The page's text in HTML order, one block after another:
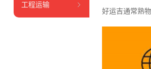
好运吉通常熟
工程运输